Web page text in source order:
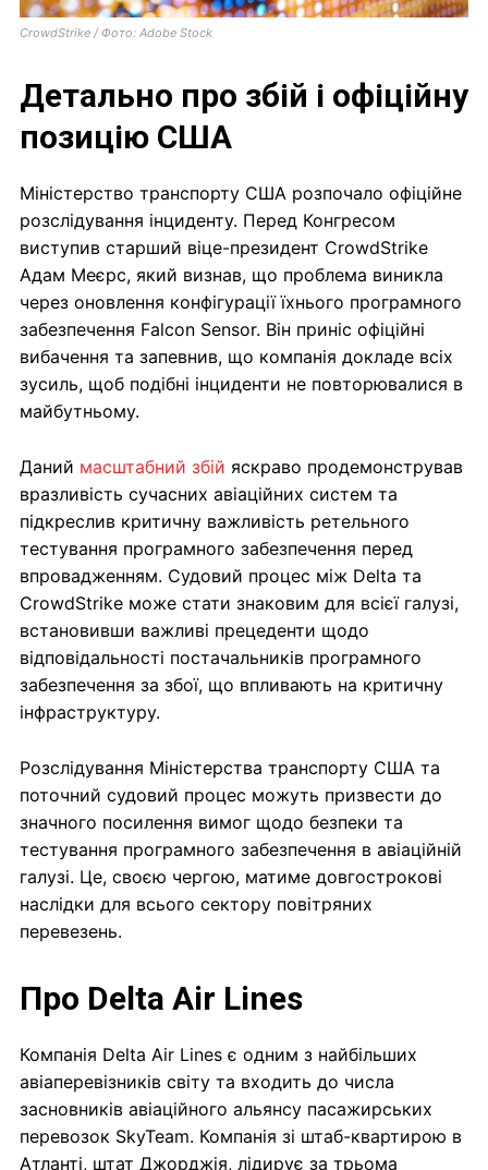
CrowdStrike / Фото: Adobe Stock
Детально про збій і офіційну
позицію США
Міністерство транспорту США розпочало офіційне
розслідування інциденту. Перед Конгресом
виступив старший віце-президент CrowdStrike
Адам Меєрс, який визнав, що проблема виникла
через оновлення конфігурації їхнього програмного
забезпечення Falcon Sensor. Він приніс офіційні
вибачення та запевнив, що компанія докладе всіх
зусиль, щоб подібні інциденти не повторювалися в
майбутньому.
Даний масштабний збій яскраво продемонстрував
вразливість сучасних авіаційних систем та
підкреслив критичну важливість ретельного
тестування програмного забезпечення перед
впровадженням. Судовий процес між Delta та
CrowdStrike може стати знаковим для всієї галузі,
встановивши важливі прецеденти щодо
відповідальності постачальників програмного
забезпечення за збої, що впливають на критичну
інфраструктуру.
Розслідування Міністерства транспорту США та
поточний судовий процес можуть призвести до
значного посилення вимог щодо безпеки та
тестування програмного забезпечення в авіаційній
галузі. Це, своєю чергою, матиме довгострокові
наслідки для всього сектору повітряних
перевезень.
Про Delta Air Lines
Компанія Delta Air Lines є одним з найбільших
авіаперевізників світу та входить до числа
засновників авіаційного альянсу пасажирських
перевозок SkyTeam. Компанія зі штаб-квартирою в
Атланті, штат Джорджія, лідирує за трьома